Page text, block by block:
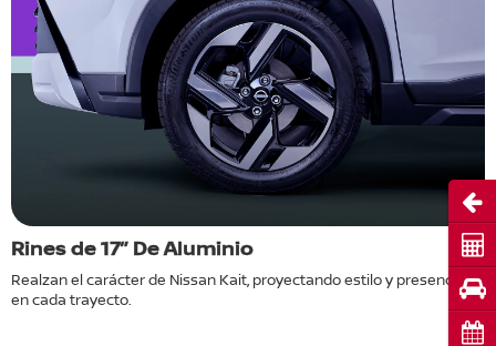
Rines de 17” De Aluminio
Realzan el carácter de Nissan Kait, proyectando estilo y presencia
en cada trayecto.